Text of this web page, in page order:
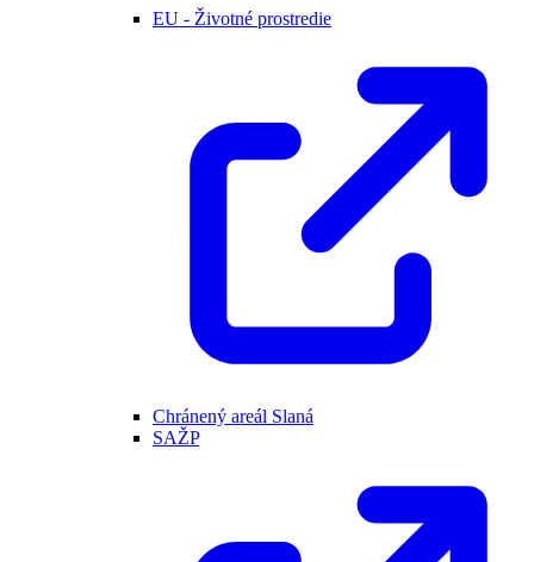
EU - Životné prostredie
Chránený areál Slaná
SAŽP